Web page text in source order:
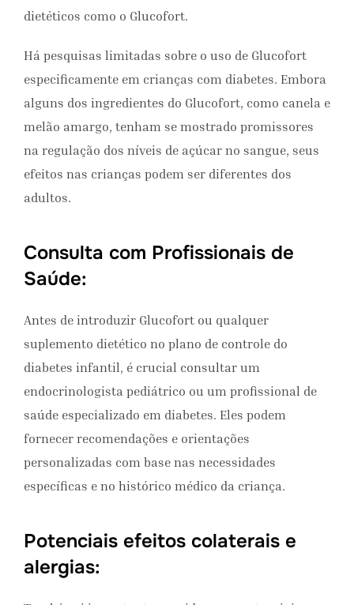
dietéticos como o Glucofort.
Há pesquisas limitadas sobre o uso de Glucofort
especificamente em crianças com diabetes. Embora
alguns dos ingredientes do Glucofort, como canela e
melão amargo, tenham se mostrado promissores
na regulação dos níveis de açúcar no sangue, seus
efeitos nas crianças podem ser diferentes dos
adultos.
Consulta com Profissionais de
Saúde:
Antes de introduzir Glucofort ou qualquer
suplemento dietético no plano de controle do
diabetes infantil, é crucial consultar um
endocrinologista pediátrico ou um profissional de
saúde especializado em diabetes. Eles podem
fornecer recomendações e orientações
personalizadas com base nas necessidades
específicas e no histórico médico da criança.
Potenciais efeitos colaterais e
alergias: